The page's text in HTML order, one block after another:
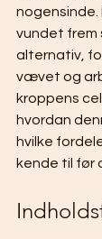
nogensinde.
vundet
alternativ,
vævet og
kroppens
hvordan
hvilke
kende til før